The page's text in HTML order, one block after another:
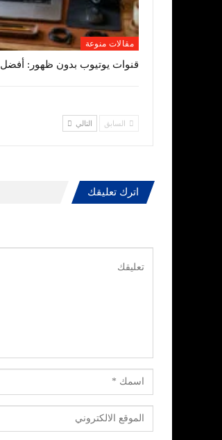
مقالات منوعة
قنوات يوتيوب بدون ظهور: أفضل 7 أفكار للربح للمبتدئين
السابق التالي
اترك تعليقك